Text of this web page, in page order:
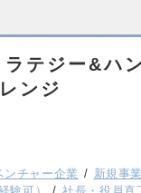
テジー&ハ
ンジ
ンチャー企業 新規事
験可） 社長・役員直